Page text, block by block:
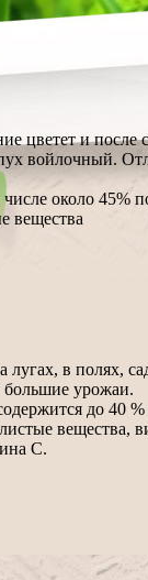
цветет и
войлочный.
около 45%
вещества
лугах, в
большие урожаи.
до 40
С.